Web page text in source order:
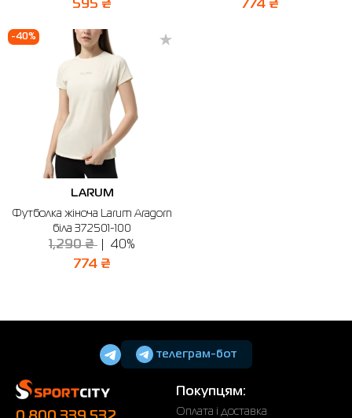
595 ₴ 774 ₴
-40%
LARUM
Футболка жіноча Larum Aragorn
біла 372501-100
1,290 ₴ 40%
774 ₴
телеграм-бот
Покупцям:
Оплата і доставка